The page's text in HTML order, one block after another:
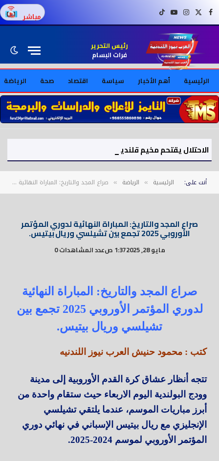
فيسبوكX (Twitter)
إنستغراميوتيوبتيك توك مباشر
رئيس التحرير
فرات البسام
الرئيسية أهم الأخبار سياسة اقتصاد صحة الرياضة
أنت على: الرئيسية » الرياضة » صراع المجد والتاريخ: المباراة النهائية لدوري المؤتمر الأوروبي 2025 تجمع بين تشيلسي وريال بيتيس.
صراع المجد والتاريخ: المباراة النهائية لدوري المؤتمر
الأوروبي 2025 تجمع بين تشيلسي وريال بيتيس.
مايو 28, 2025 1:37 ص عدد المشاهدات 0
صراع المجد والتاريخ: المباراة النهائية
لدوري المؤتمر الأوروبي 2025 تجمع بين
تشيلسي وريال بيتيس.
كتب : محمود حنيش العرب نيوز اللندنيه
تتجه أنظار عشاق كرة القدم الأوروبية إلى مدينة
وودج البولندية اليوم الاربعاء حيث ستقام واحدة من
أبرز مباريات الموسم، عندما يلتقي تشيلسي
الإنجليزي مع ريال بيتيس الإسباني في نهائي دوري
المؤتمر الأوروبي لموسم 2024-2025.